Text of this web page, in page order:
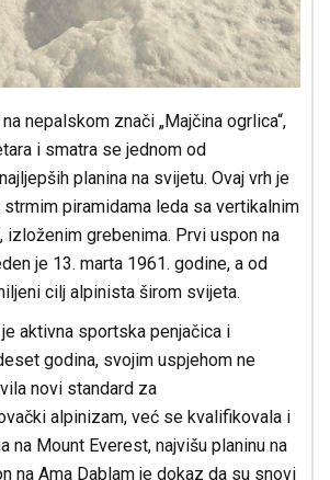
nepalskom znači „Majčina ogrlica“,
i smatra se jednom od
planina na svijetu. Ovaj vrh je
piramidama leda sa vertikalnim
izloženim grebenima. Prvi uspon na
je 13. marta 1961. godine, a od
cilj alpinista širom svijeta.
aktivna sportska penjačica i
godina, svojim uspjehom ne
novi standard za
alpinizam, već se kvalifikovala i
na Mount Everest, najvišu planinu na
na Ama Dablam je dokaz da su snovi